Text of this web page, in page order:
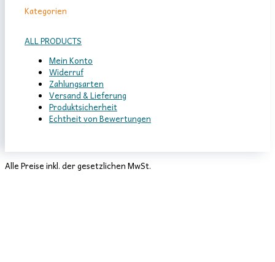
Kategorien
ALL PRODUCTS
Mein Konto
Widerruf
Zahlungsarten
Versand & Lieferung
Produktsicherheit
Echtheit von Bewertungen
Alle Preise inkl. der gesetzlichen MwSt.